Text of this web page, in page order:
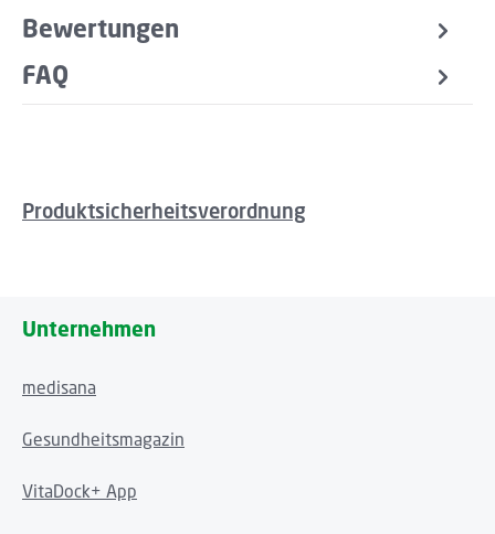
Bewertungen
FAQ
Produktsicherheitsverordnung
Unternehmen
medisana
Gesundheitsmagazin
VitaDock+ App